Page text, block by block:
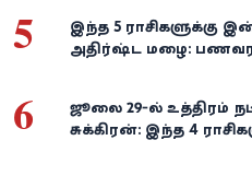
5
இந்த 5 ராசிகளுக்கு
அதிர்ஷ்ட மழை:
6
ஜூலை 29-ல் உத்திரம்
சுக்கிரன்: இந்த 4